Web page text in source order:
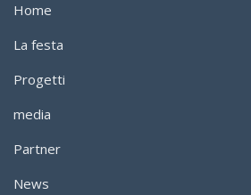
Home
La festa
Progetti
media
Partner
News